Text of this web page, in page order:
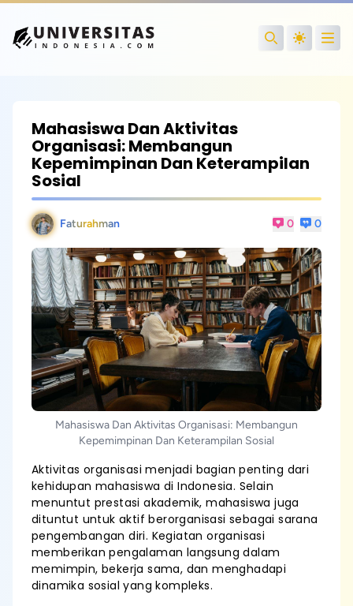
Search
Mahasiswa Dan Aktivitas
Organisasi: Membangun
Kepemimpinan Dan Keterampilan
Sosial
Faturahman 0 0
Mahasiswa Dan Aktivitas Organisasi: Membangun
Kepemimpinan Dan Keterampilan Sosial
Aktivitas organisasi menjadi bagian penting dari
kehidupan mahasiswa di Indonesia. Selain
menuntut prestasi akademik, mahasiswa juga
dituntut untuk aktif berorganisasi sebagai sarana
pengembangan diri. Kegiatan organisasi
memberikan pengalaman langsung dalam
memimpin, bekerja sama, dan menghadapi
dinamika sosial yang kompleks.